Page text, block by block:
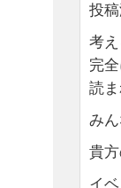
投
考
完
読ま
み
貴
イ